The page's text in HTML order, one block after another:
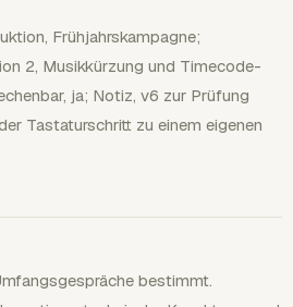
Frühjahrskampagne;
2, Musikkürzung und Timecode-
ja; Notiz, v6 zur Prüfung
Tastaturschritt zu einem eigenen
bestimmt.